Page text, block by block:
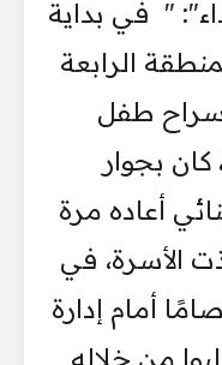
" في بداية
الرابعة
سراح طفل
كان بجوار
أعاده مرة
الأسرة، في
اعتصامًا أمام إدارة
من خلاله